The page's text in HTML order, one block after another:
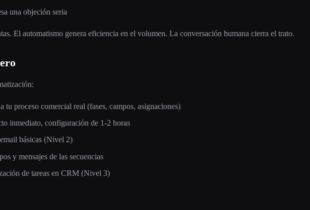
una objeción seria
El automatismo genera eficiencia en el volumen. La conversación humana cierra el trato.
tu proceso comercial real (fases, campos, asignaciones)
inmediato, configuración de 1-2 horas
básicas (Nivel 2)
y mensajes de las secuencias
de tareas en CRM (Nivel 3)